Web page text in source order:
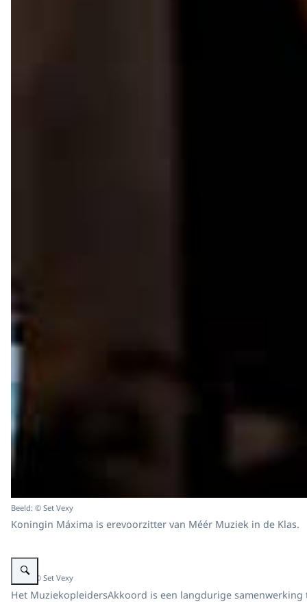
Beeld: © Set Vexy
Koningin Máxima is erevoorzitter van Méér Muziek in de Klas.
Vergroot afbeelding Koningin Máxima bij bijeenkomst ter gelegenheid van
Beeld: © Set Vexy
Het MuziekopleidersAkkoord is een langdurige